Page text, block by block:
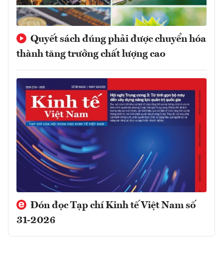
Quyết sách đúng phải được chuyển hóa
thành tăng trưởng chất lượng cao
Đón đọc Tạp chí Kinh tế Việt Nam số
31-2026